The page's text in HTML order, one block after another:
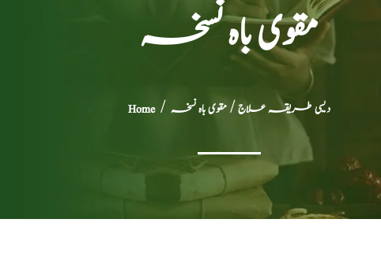
مقوی باہ نسخہ
Home/ دیسی طریقہ علاج/ مقوی باہ نسخہ